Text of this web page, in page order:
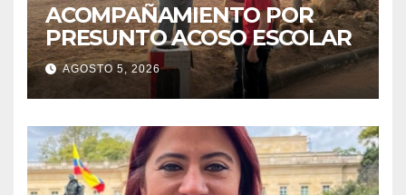
ACOMPAÑAMIENTO POR
PRESUNTO ACOSO ESCOLAR
AGOSTO 5, 2026